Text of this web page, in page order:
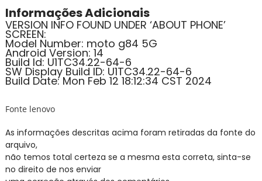
Informações Adicionais
VERSION INFO FOUND UNDER ‘ABOUT PHONE’
SCREEN:
Model Number: moto g84 5G
Android Version: 14
Build Id: U1TC34.22-64-6
SW Display Build ID: U1TC34.22-64-6
Build Date: Mon Feb 12 18:12:34 CST 2024
Fonte lenovo
As informações descritas acima foram retiradas da fonte do
arquivo,
não temos total certeza se a mesma esta correta, sinta-se
no direito de nos enviar